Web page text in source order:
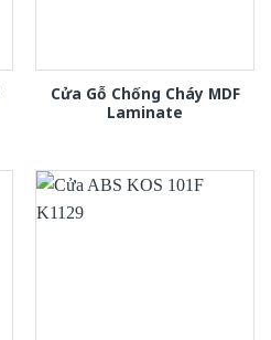
Cửa Gỗ Chống Cháy MDF
Laminate